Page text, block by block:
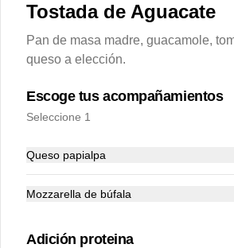
Conócenos
Tu envio
Términos y condiciones
Tostada de Aguacate
Pan de masa madre, guacamole,
queso a elección.
Escoge tus acompañamientos
Seleccione 1
Queso papialpa
Mozzarella de búfala
Adición proteina